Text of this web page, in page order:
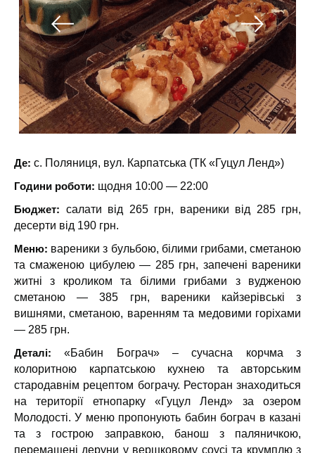
Де: с. Поляниця, вул. Карпатська (ТК «Гуцул Ленд»)
Години роботи: щодня 10:00 — 22:00
Бюджет: салати від 265 грн, вареники від 285 грн,
десерти від 190 грн.
Меню: вареники з бульбою, білими грибами, сметаною
та смаженою цибулею — 285 грн, запечені вареники
житні з кроликом та білими грибами з вудженою
сметаною — 385 грн, вареники кайзерівські з
вишнями, сметаною, варенням та медовими горіхами
— 285 грн.
Деталі:«Бабин Бограч» – сучасна корчма з
колоритною карпатською кухнею та авторським
стародавнім рецептом бограчу. Ресторан знаходиться
на території етнопарку «Гуцул Ленд» за озером
Молодості. У меню пропонують бабин бограч в казані
та з гострою заправкою, банош з паляничкою,
перемащені деруни у вершковому соусі та крумплю з